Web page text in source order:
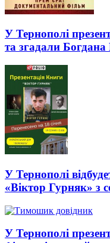
У Тернополі
та згадали Богдана
У Тернополі
«Віктор Гурняк» з
У Тернополі